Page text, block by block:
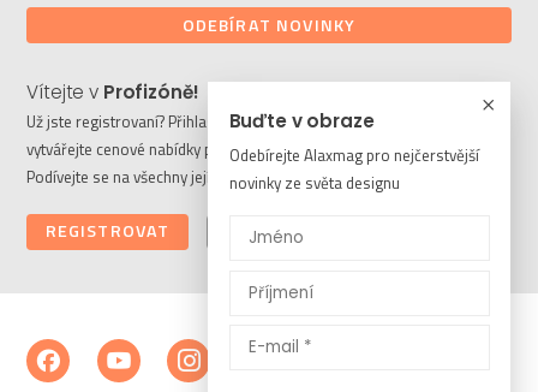
Buďte v obraze
Odebírejte Alaxmag pro nejčerstvější
novinky ze světa designu
ODEBÍRAT NOVINKY
Vítejte v Profizóně!
Už jste registrovaní? Přihlaste se a stahujte potřebné soubory či
vytvářejte cenové nabídky pro vaše klienty. Ještě nejste členem?
Podívejte se na všechny její výhody a registrujte se ještě dnes.
REGISTROVAT PŘIHLÁSIT